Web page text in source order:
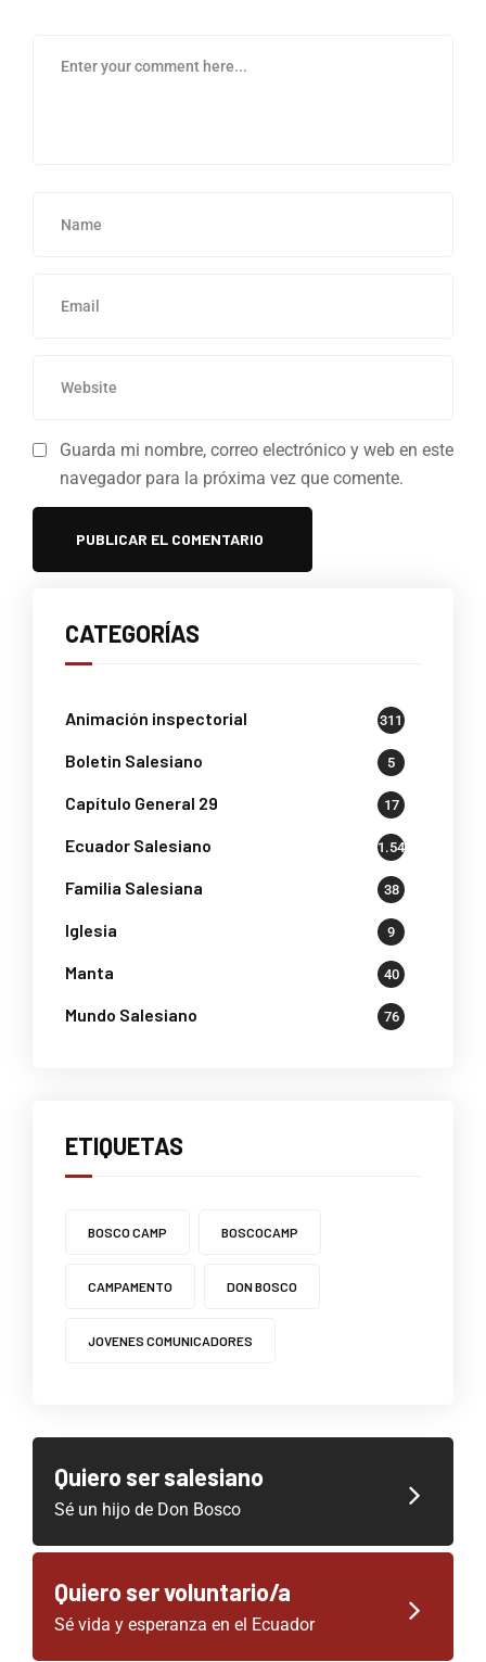
Guarda mi nombre, correo electrónico y web en este
navegador para la próxima vez que comente.
CATEGORÍAS
Animación inspectorial 311
Boletin Salesiano 5
Capítulo General 29 17
Ecuador Salesiano 1.541
Familia Salesiana 38
Iglesia 9
Manta 40
Mundo Salesiano 76
ETIQUETAS
BOSCO CAMP BOSCOCAMP
CAMPAMENTO DON BOSCO
JOVENES COMUNICADORES
Quiero ser salesiano
Sé un hijo de Don Bosco
Quiero ser voluntario/a
Sé vida y esperanza en el Ecuador